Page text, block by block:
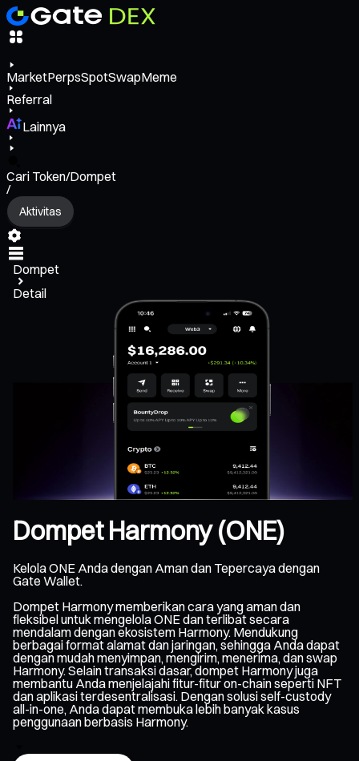
MarketPerpsSpotSwapMeme
Referral
Lainnya
Cari Token/Dompet
/
Aktivitas
Dompet
Detail
Dompet Harmony (ONE)
Kelola ONE Anda dengan Aman dan Tepercaya dengan
Gate Wallet.
Dompet Harmony memberikan cara yang aman dan
fleksibel untuk mengelola ONE dan terlibat secara
mendalam dengan ekosistem Harmony. Mendukung
berbagai format alamat dan jaringan, sehingga Anda dapat
dengan mudah menyimpan, mengirim, menerima, dan swap
Harmony. Selain transaksi dasar, dompet Harmony juga
membantu Anda menjelajahi fitur-fitur on-chain seperti NFT
dan aplikasi terdesentralisasi. Dengan solusi self-custody
all-in-one, Anda dapat membuka lebih banyak kasus
penggunaan berbasis Harmony.